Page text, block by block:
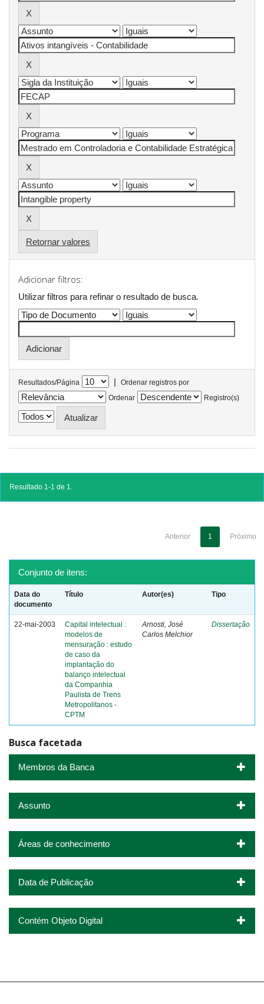
Retornar valores
Adicionar filtros:
Utilizar filtros para refinar o resultado de busca.
Resultados/Página |
Ordenar registros por
Ordenar
Registro(s)
Resultado 1-1 de 1.
Anterior 1 Próximo
Conjunto de itens:
Data do
documento
Título Autor(es) Tipo
22-mai-2003
Capital intelectual :
modelos de
mensuração : estudo
de caso da
implantação do
balanço intelectual
da Companhia
Paulista de Trens
Metropolitanos -
CPTM
Arnosti, José
Carlos Melchior
Dissertação
Busca facetada
Membros da Banca
Assunto
Áreas de conhecimento
Data de Publicação
Contém Objeto Digital